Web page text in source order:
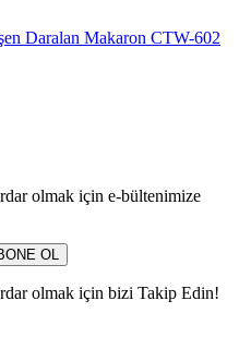
Daralan Makaron CTW-602
olmak için e-bültenimize
OL
olmak için bizi Takip Edin!